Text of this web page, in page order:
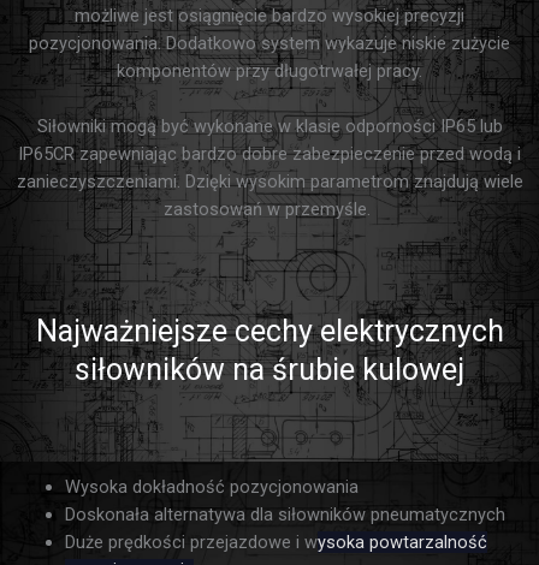
możliwe jest osiągnięcie bardzo wysokiej precyzji
pozycjonowania. Dodatkowo system wykazuje niskie zużycie
komponentów przy długotrwałej pracy.
Siłowniki mogą być wykonane w klasie odporności IP65 lub
IP65CR zapewniając bardzo dobre zabezpieczenie przed wodą i
zanieczyszczeniami. Dzięki wysokim parametrom znajdują wiele
zastosowań w przemyśle.
Najważniejsze cechy elektrycznych
siłowników na śrubie kulowej
Wysoka dokładność pozycjonowania
Doskonała alternatywa dla siłowników pneumatycznych
Duże prędkości przejazdowe i wysoka powtarzalność